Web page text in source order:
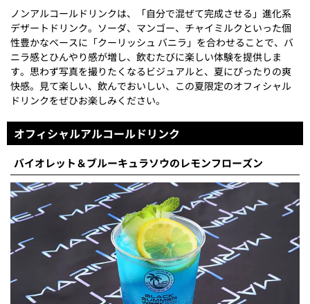
ノンアルコールドリンクは、「自分で混ぜて完成させる」進化系
デザートドリンク。ソーダ、マンゴー、チャイミルクといった個
性豊かなベースに「クーリッシュ バニラ」を合わせることで、バ
ニラ感とひんやり感が増し、飲むたびに楽しい体験を提供しま
す。思わず写真を撮りたくなるビジュアルと、夏にぴったりの爽
快感。見て楽しい、飲んでおいしい、この夏限定のオフィシャル
ドリンクをぜひお楽しみください。
オフィシャルアルコールドリンク
バイオレット＆ブルーキュラソウのレモンフローズン